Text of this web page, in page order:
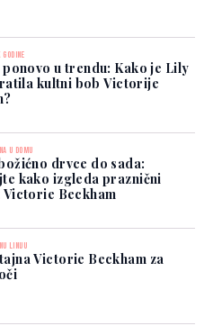
GODINE
ponovo u trendu: Kako je Lily
kultni bob Victorije
U DOMU
drvce do sada:
kako izgleda praznični
Victorie Beckham
LINIJU
Victorie Beckham za